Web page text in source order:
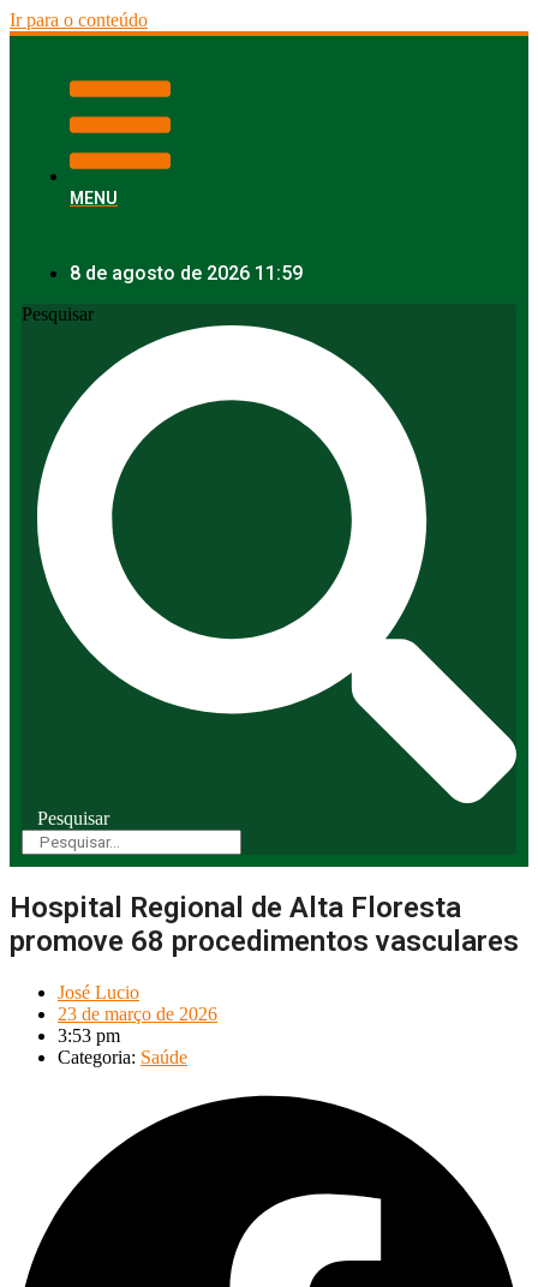
Ir para o conteúdo
MENU
8 de agosto de 2026 11:59
Pesquisar
Pesquisar
Hospital Regional de Alta Floresta
promove 68 procedimentos vasculares
José Lucio
23 de março de 2026
3:53 pm
Categoria: Saúde